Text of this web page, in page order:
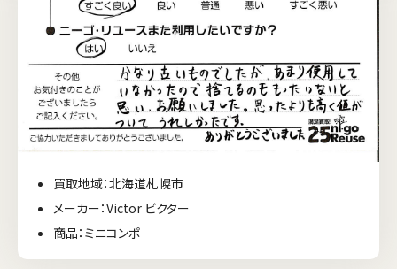
買取地域：北海道札幌市
メーカー：Victor ビクター
商品：ミニコンポ